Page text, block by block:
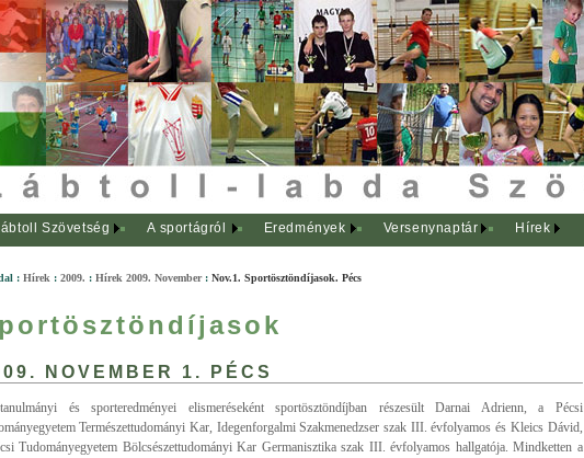
Szövetség A sportágról Eredmények Versenynaptár
Hírek
: Hírek : 2009. : Hírek 2009. November: Nov.1. Sportösztöndíjasok. Pécs
NOVEMBER 1. PÉCS
és sporteredményei elismeréseként sportösztöndíjban részesült Darnai Adrienn, a Pécsi
Természettudományi Kar, Idegenforgalmi Szakmenedzser szak III. évfolyamos és Kleics Dávid,
Tudományegyetem Bölcsészettudományi Kar Germanisztika szak III. évfolyamos hallgatója. Mindketten a